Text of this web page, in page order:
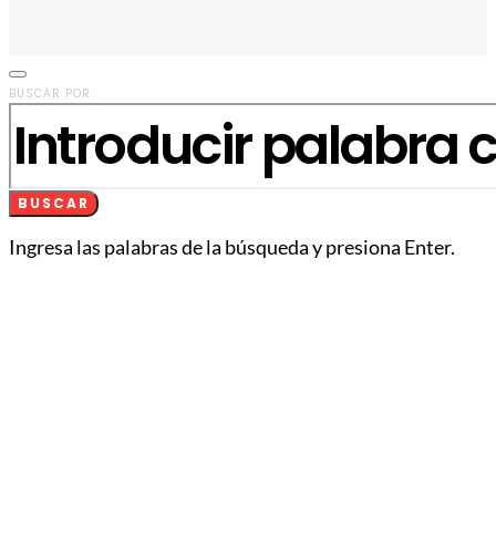
BUSCAR POR:
BUSCAR
Ingresa las palabras de la búsqueda y presiona Enter.